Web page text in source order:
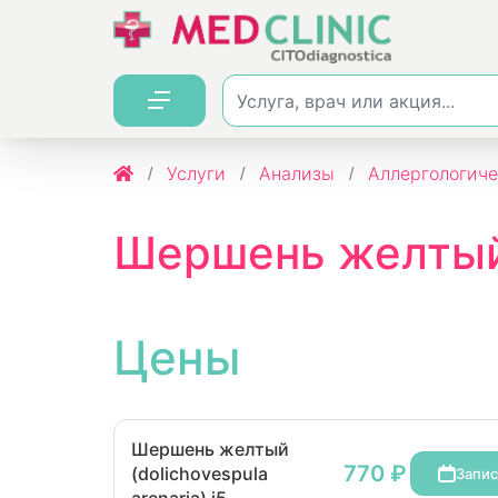
Услуги Анализы
Шершень
Цены
Шершень желтый
(dolichovespula
770 ₽